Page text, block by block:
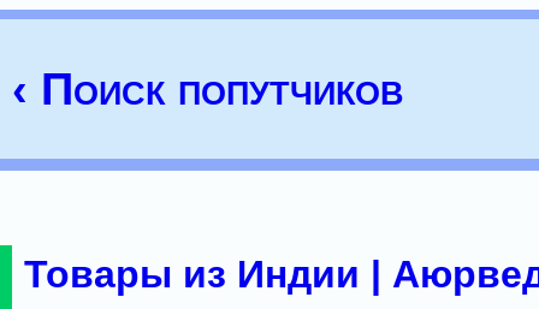
‹ Поиск попутчиков
Товары из Индии |